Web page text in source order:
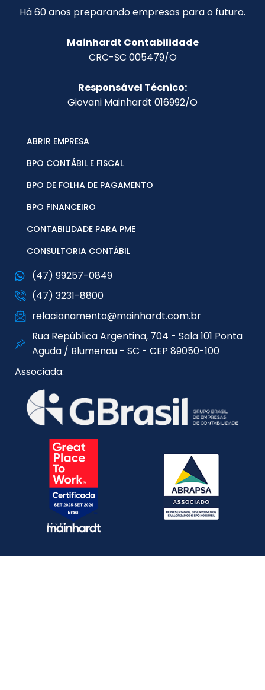
Há 60 anos preparando empresas para o futuro.
Mainhardt Contabilidade
CRC-SC 005479/O
Responsável Técnico:
Giovani Mainhardt 016992/O
ABRIR EMPRESA
BPO CONTÁBIL E FISCAL
BPO DE FOLHA DE PAGAMENTO
BPO FINANCEIRO
CONTABILIDADE PARA PME
CONSULTORIA CONTÁBIL
(47) 99257-0849
(47) 3231-8800
relacionamento@mainhardt.com.br
Rua República Argentina, 704 - Sala 101 Ponta
Aguda / Blumenau - SC - CEP 89050-100
Associada: